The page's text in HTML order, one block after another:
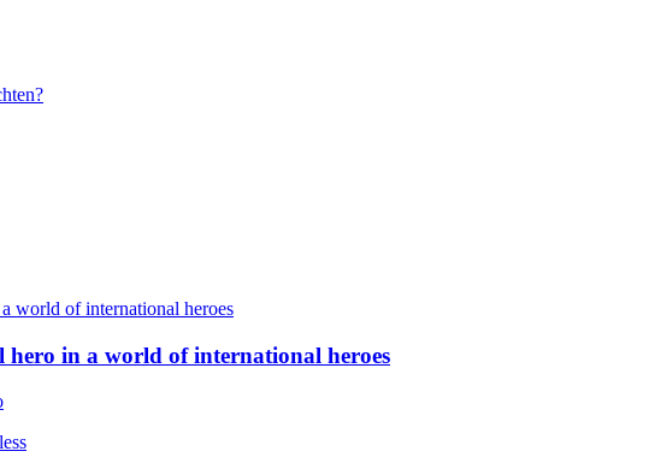
hero in a world of international heroes